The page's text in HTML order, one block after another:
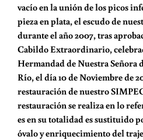
vacío en la unión de los picos
pieza en plata, el escudo de
durante el año 2007, tras
Cabildo Extraordinario,
Hermandad de Nuestra Señora
Río, el día 10 de Noviembre de
restauración de nuestro
restauración se realiza en lo
es en su totalidad es sustituido
óvalo y enriquecimiento del